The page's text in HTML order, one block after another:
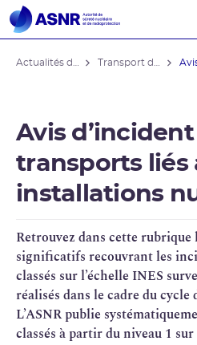
Avis
transports liés
installations
Retrouvez dans cette rubrique
significatifs recouvrant les
classés sur l’échelle INES
réalisés dans le cadre ducycle
L’ASNR publie
classés à partir du niveau 1 sur